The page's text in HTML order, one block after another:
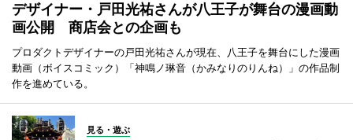
デザイナー・戸田光祐さんが八王子が舞台の漫画動
画公開 商店会との企画も
プロダクトデザイナーの戸田光祐さんが現在、八王子を舞台にした漫画
動画（ボイスコミック）「神鳴ノ琳音（かみなりのりんね）」の作品制
作を進めている。
見る・遊ぶ